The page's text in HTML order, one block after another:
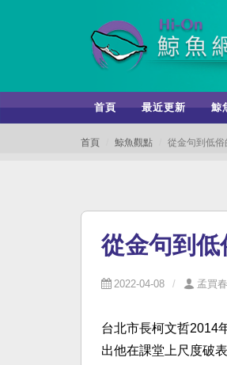
首頁 最近更新 鯨
首頁 鯨魚觀點 從金句到低
從金句到
2022-04-08 孟買
台北市長柯文哲2014
出他在課堂上尺度破